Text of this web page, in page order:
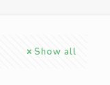
Show all